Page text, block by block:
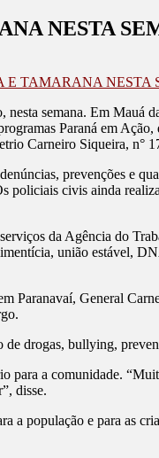
NESTA
E TAMARANA NESTA
semana. Em Mauá
Paraná em
Carneiro Siqueira, n°
prevenções e
civis ainda
da Agência do
união estável,
Paranavaí, General
drogas, bullying,
para a comunidade.
disse.
população e para as